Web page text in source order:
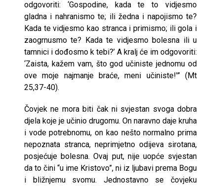
odgovoriti: ‘Gospodine, kada te to vidjesmo
gladna i nahranismo te; ili žedna i napojismo te?
Kada te vidjesmo kao stranca i primismo; ili gola i
zaogrnusmo te? Kada te vidjesmo bolesna ili u
tamnici i dođosmo k tebi?’ A kralj će im odgovoriti:
‘Zaista, kažem vam, što god učiniste jednomu od
ove moje najmanje braće, meni učiniste!'” (Mt
25,37-40).
Čovjek ne mora biti čak ni svjestan svoga dobra
djela koje je učinio drugomu. On naravno daje kruha
i vode potrebnomu, on kao nešto normalno prima
nepoznata stranca, neprimjetno odijeva sirotana,
posjećuje bolesna. Ovaj put, nije uopće svjestan
da to čini “u ime Kristovo”, ni iz ljubavi prema Bogu
i bližnjemu svomu. Jednostavno se čovjeku